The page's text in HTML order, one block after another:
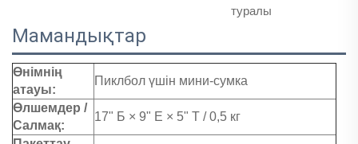
туралы
Мамандықтар
Өнімнің
атауы:
Пиклбол үшін мини-сумка
Өлшемдер /
Салмақ:
17" Б × 9" Е × 5" Т / 0,5 кг